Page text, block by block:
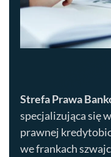
Strefa Prawa
specjalizująca się
prawnej
we frankach